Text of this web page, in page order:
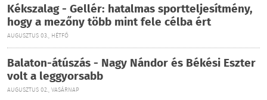
Kékszalag - Gellér: hatalmas sportteljesítmény,
hogy a mezőny több mint fele célba ért
AUGUSZTUS 03., HÉTFŐ
Balaton-átúszás - Nagy Nándor és Békési Eszter
volt a leggyorsabb
AUGUSZTUS 02., VASÁRNAP